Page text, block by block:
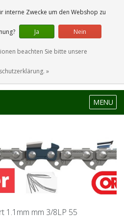
0 Artikel
MENU
1.1mm mm 3/8LP 55
interne Zwecke um den Webshop zu
Ja Nein
beachten Sie bitte unsere
»